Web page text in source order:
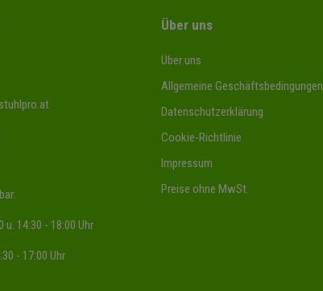
u. 14:30 - 18:00 Uhr
- 17:00 Uhr
Über uns
Über uns
Allgemeine Geschäftsbedingungen
Datenschutzerklärung
Cookie-Richtlinie
Impressum
Preise ohne MwSt.